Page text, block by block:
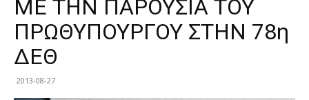
ΜΕ ΤΗΝ ΠΑΡΟΥΣΙΑ ΤΟΥ
ΠΡΩΘΥΠΟΥΡΓΟΥ ΣΤΗΝ 78η
ΔΕΘ
2013-08-27